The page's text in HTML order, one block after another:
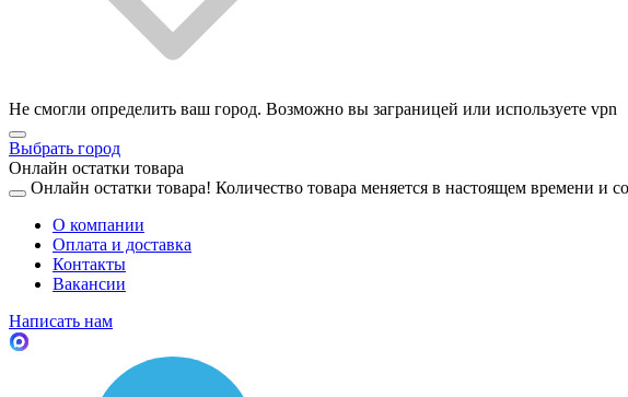
Не смогли определить ваш город. Возможно вы заграницей или используете vpn
Выбрать город
Онлайн остатки товара
Онлайн остатки товара! Количество товара меняется в настоящем времени и
О компании
Оплата и доставка
Контакты
Вакансии
Написать нам